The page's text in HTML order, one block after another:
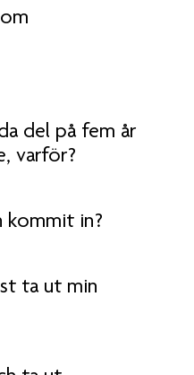
del på fem år
varför?
kommit in?
ta ut min